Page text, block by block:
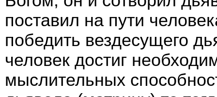
поставил на пути
победить вездесущего
человек достиг
мыслительных